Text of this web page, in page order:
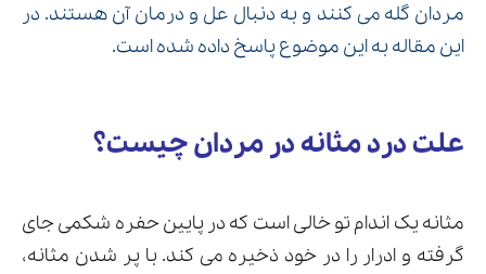
مردان گله می کنند و به دنبال عل و درمان آن هستند. در
این مقاله به این موضوع پاسخ داده شده است.
علت درد مثانه در مردان چیست؟
مثانه یک اندام تو خالی است که در پایین حفره شکمی جای
گرفته و ادرار را در خود ذخیره می کند. با پر شدن مثانه،
ارسال